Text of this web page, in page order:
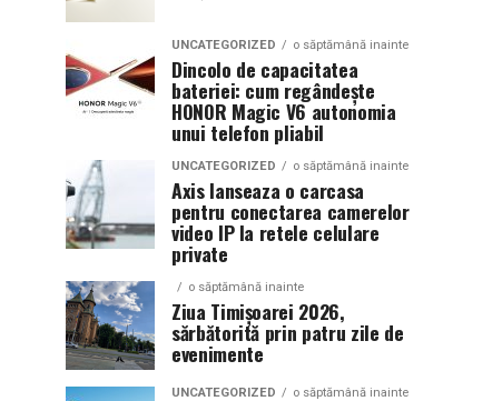
UNCATEGORIZED o săptămână inainte
Dincolo de capacitatea
bateriei: cum regândește
HONOR Magic V6 autonomia
unui telefon pliabil
UNCATEGORIZED o săptămână inainte
Axis lanseaza o carcasa
pentru conectarea camerelor
video IP la retele celulare
private
o săptămână inainte
Ziua Timișoarei 2026,
sărbătorită prin patru zile de
evenimente
UNCATEGORIZED o săptămână inainte